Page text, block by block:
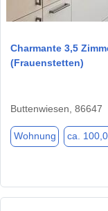
Charmante 3,5
(Frauenstetten)
Buttenwiesen, 86647
Wohnung ca.